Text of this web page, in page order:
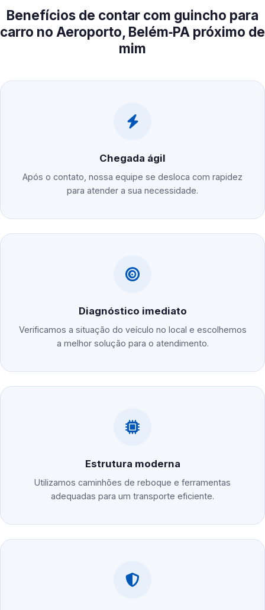
Benefícios de contar com guincho para
carro no Aeroporto, Belém‑PA próximo de
mim
Chegada ágil
Após o contato, nossa equipe se desloca com rapidez
para atender a sua necessidade.
Diagnóstico imediato
Verificamos a situação do veículo no local e escolhemos
a melhor solução para o atendimento.
Estrutura moderna
Utilizamos caminhões de reboque e ferramentas
adequadas para um transporte eficiente.